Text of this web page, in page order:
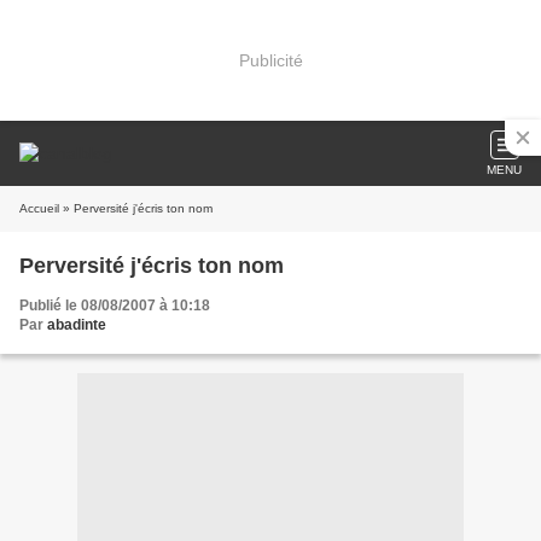
Publicité
MENU
Accueil » Perversité j'écris ton nom
Perversité j'écris ton nom
Publié le 08/08/2007 à 10:18
Par abadinte